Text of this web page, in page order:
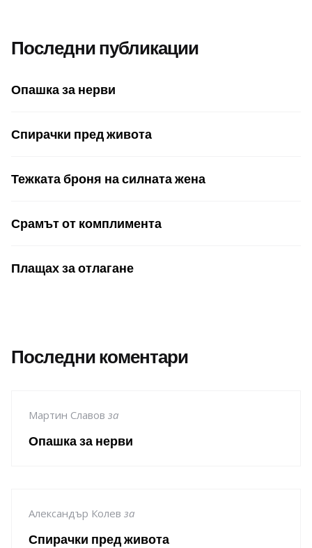
Последни публикации
Опашка за нерви
Спирачки пред живота
Тежката броня на силната жена
Срамът от комплимента
Плащах за отлагане
Последни коментари
Мартин Славов за
Опашка за нерви
Александър Колев за
Спирачки пред живота